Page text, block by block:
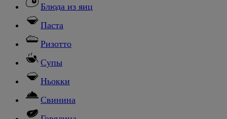
Блюда из яиц
Паста
Ризотто
Супы
Ньокки
Свинина